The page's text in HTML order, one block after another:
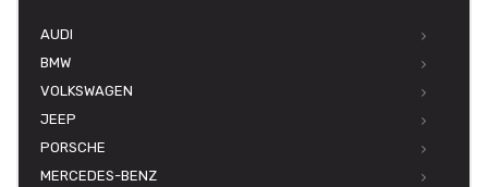
AUDI
BMW
VOLKSWAGEN
JEEP
PORSCHE
MERCEDES-BENZ